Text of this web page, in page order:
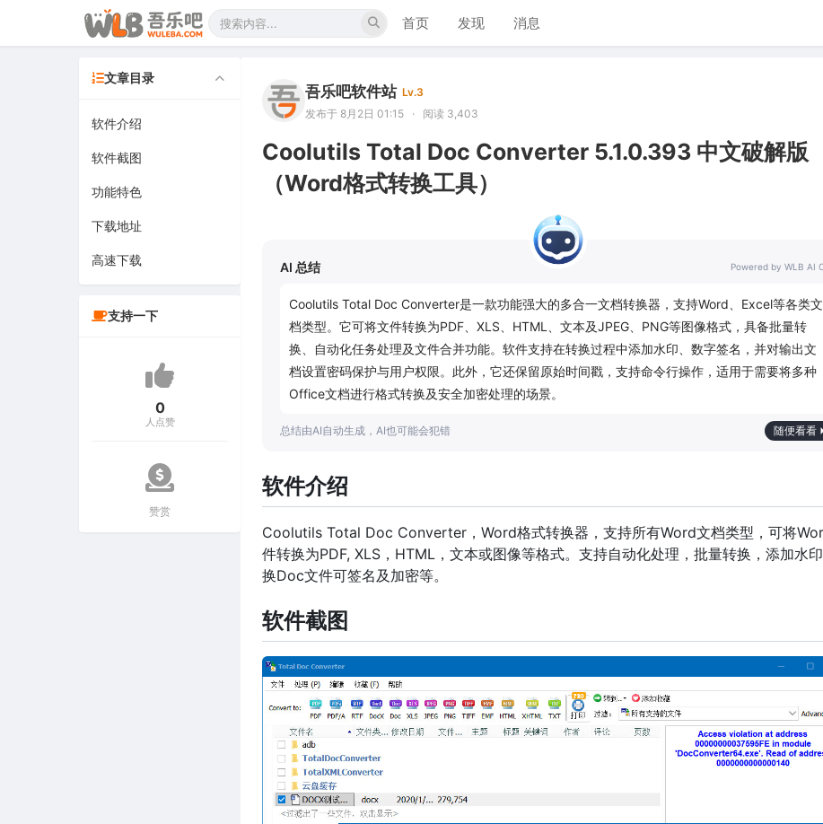
首页 发现 消息
文章目录
软件介绍
软件截图
功能特色
下载地址
高速下载
支持一下
0
人点赞
赞赏
吾乐吧软件站 Lv.3
发布于 8月2日 01:15
· 阅读 3,403
Coolutils Total Doc Converter 5.1.0.393 中文破解版
（Word格式转换工具）
AI 总结 Powered by WLB AI
Coolutils Total Doc Converter是一款功能强大的多合一文档转换器，支持Word、Excel等各类文
档类型。它可将文件转换为PDF、XLS、HTML、文本及JPEG、PNG等图像格式，具备批量转
换、自动化任务处理及文件合并功能。软件支持在转换过程中添加水印、数字签名，并对输出文
档设置密码保护与用户权限。此外，它还保留原始时间戳，支持命令行操作，适用于需要将多种
Office文档进行格式转换及安全加密处理的场景。
总结由AI自动生成，AI也可能会犯错 随便看看
软件介绍
Coolutils Total Doc Converter，Word格式转换器，支持所有Word文档类型，可将
件转换为PDF, XLS，HTML，文本或图像等格式。支持自动化处理，批量转换，添加水
换Doc文件可签名及加密等。
软件截图